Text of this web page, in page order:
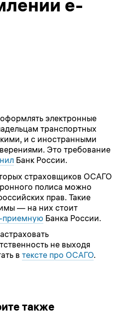
е-
электронные
транспортных
и с иностранными
Это требование
Банк России.
страховщиков ОСАГО
полиса можно
прав. Такие
— на них стоит
приемную Банка России.
не выходя
в тексте про ОСАГО.
также